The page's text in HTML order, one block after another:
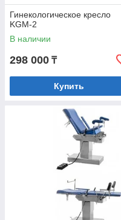
Гинекологическое кресло
KGM-2
В наличии
298 000 ₸
Купить